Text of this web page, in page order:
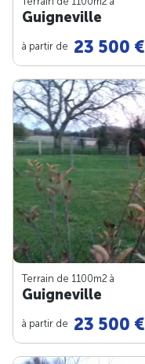
Guigneville
à partir de 23 500 €
Terrain de 1100m2 à
Guigneville
à partir de 23 500 €